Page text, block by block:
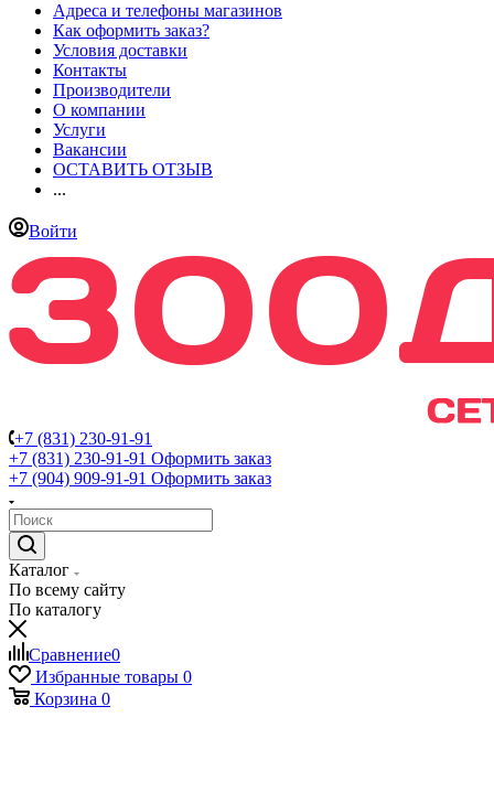
Адреса и телефоны магазинов
Как оформить заказ?
Условия доставки
Контакты
Производители
О компании
Услуги
Вакансии
ОСТАВИТЬ ОТЗЫВ
...
Войти
+7 (831) 230-91-91
+7 (831) 230-91-91 Оформить заказ
+7 (904) 909-91-91 Оформить заказ
Каталог
По всему сайту
По каталогу
Сравнение0
Избранные товары 0
Корзина 0